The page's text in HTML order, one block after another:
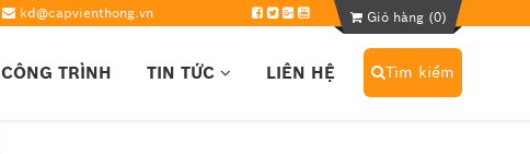
kd@capvienthong.vn Giỏ hàng (0)
CÔNG TRÌNH TIN TỨC LIÊN HỆ Tìm kiếm